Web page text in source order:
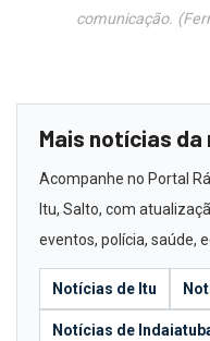
comunicação.
Mais notícias da
Acompanhe no Portal
Itu, Salto, com
eventos, polícia, saúde,
Notícias de Itu
Notícias de